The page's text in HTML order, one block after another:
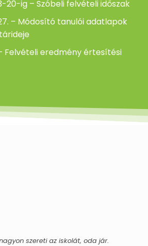
20-ig – Szóbeli felvételi időszak
– Módosító tanulói adatlapok
Felvételi eredmény értesítési
szereti az iskolát, oda jár.